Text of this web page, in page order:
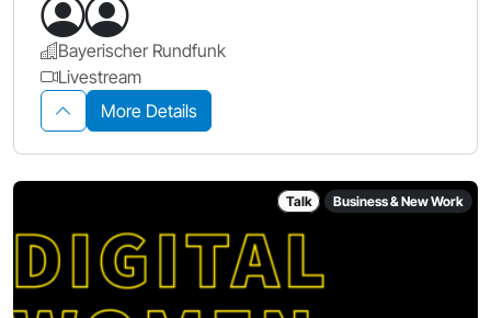
Bayerischer Rundfunk
Livestream
More Details
Talk Business & New Work